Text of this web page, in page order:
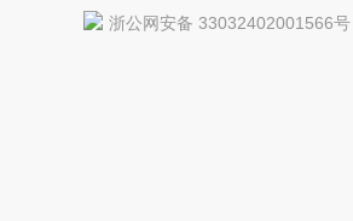
浙公网安备 33032402001566号